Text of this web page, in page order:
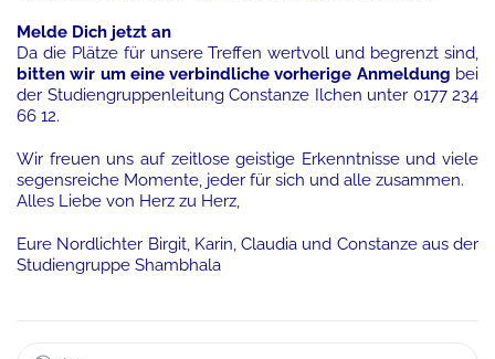
Melde Dich jetzt an
Da die Plätze für unsere Treffen wertvoll und begrenzt sind,
bitten wir um eine verbindliche vorherige Anmeldung bei
der Studiengruppenleitung Constanze Ilchen unter 0177 234
66 12.
Wir freuen uns auf zeitlose geistige Erkenntnisse und viele
segensreiche Momente, jeder für sich und alle zusammen.
Alles Liebe von Herz zu Herz,
Eure Nordlichter Birgit, Karin, Claudia und Constanze aus der
Studiengruppe Shambhala